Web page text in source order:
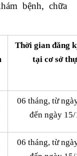
bệnh, chữa
Thời gian đăng
tại cơ sở
06 tháng, từ
đến ngày
06 tháng, từ